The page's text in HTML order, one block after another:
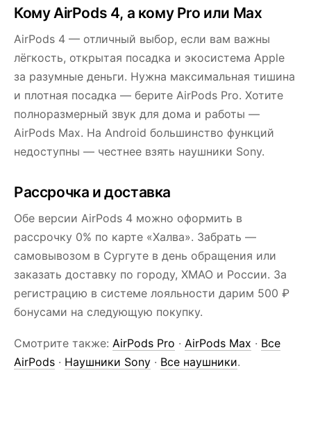
Кому AirPods 4, а кому Pro или Max
AirPods 4 — отличный выбор, если вам важны
лёгкость, открытая посадка и экосистема Apple
за разумные деньги. Нужна максимальная тишина
и плотная посадка — берите AirPods Pro. Хотите
полноразмерный звук для дома и работы —
AirPods Max. На Android большинство функций
недоступны — честнее взять наушники Sony.
Рассрочка и доставка
Обе версии AirPods 4 можно оформить в
рассрочку 0% по карте «Халва». Забрать —
самовывозом в Сургуте в день обращения или
заказать доставку по городу, ХМАО и России. За
регистрацию в системе лояльности дарим 500 ₽
бонусами на следующую покупку.
Смотрите также: AirPods Pro · AirPods Max · Все
AirPods · Наушники Sony · Все наушники.